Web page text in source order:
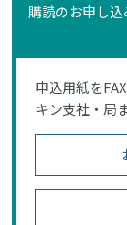
購読のお申し
申込用紙を
キン支社・局